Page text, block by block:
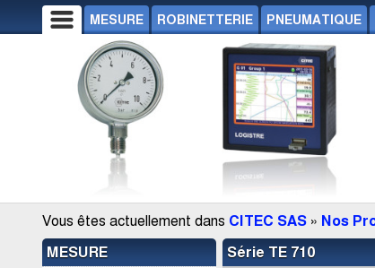
MESURE ROBINETTERIE PNEUMATIQUE
Vous êtes actuellement dans CITEC SAS » Nos
MESURE Série TE 710